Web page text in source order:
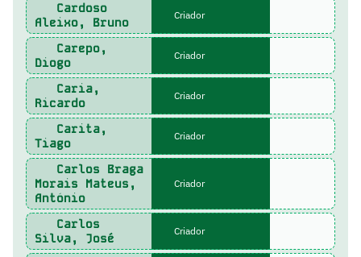
Cardoso
Aleixo, Bruno
Criador
Carepo,
Diogo
Criador
Caria,
Ricardo
Criador
Carita,
Tiago
Criador
Carlos Braga
Morais Mateus,
António
Criador
Carlos
Silva, José
Criador